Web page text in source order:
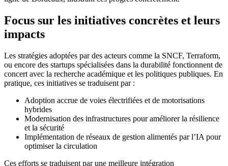
Focus sur les initiatives concrètes et leurs
impacts
Les stratégies adoptées par des acteurs comme la SNCF, Terraform,
ou encore des startups spécialisées dans la durabilité fonctionnent de
concert avec la recherche académique et les politiques publiques. En
pratique, ces initiatives se traduisent par :
Adoption accrue de voies électrifiées et de motorisations
hybrides
Modernisation des infrastructures pour améliorer la résilience
et la sécurité
Implémentation de réseaux de gestion alimentés par l’IA pour
optimiser la circulation
Ces efforts se traduisent par une meilleure intégration